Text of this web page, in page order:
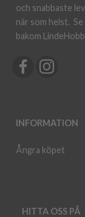
och snabbaste
när som helst.
bakom
INFORMATION
Ångra köpet
HITTA OSS PÅ